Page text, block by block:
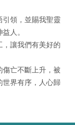
領，並賜我聖靈
人。
讓我們有美好的
亡不斷上升，被
世界有序，人心歸